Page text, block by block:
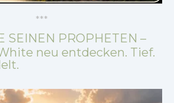
***
SEINEN PROPHETEN –
neu entdecken. Tief.